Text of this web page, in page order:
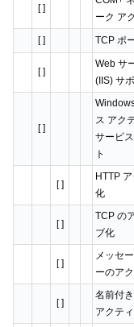
[ ]
ーク ア
[ ] TCP ポ
[ ]
Web サ
(IIS) サ
[ ]
ス アク
サービ
ト
[ ]
HTTP
化
[ ]
TCP の
ブ化
[ ]
メッセ
ーのア
[ ]
名前付
アクテ